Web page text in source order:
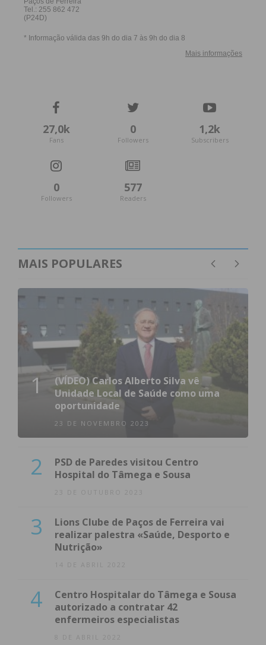
27,0k
Fans
0
Followers
1,2k
Subscribers
0
Followers
577
Readers
MAIS POPULARES
1
(VÍDEO) Carlos Alberto Silva vê
Unidade Local de Saúde como uma
oportunidade
23 DE NOVEMBRO 2023
2
PSD de Paredes visitou Centro
Hospital do Tâmega e Sousa
23 DE OUTUBRO 2023
3
Lions Clube de Paços de Ferreira vai
realizar palestra «Saúde, Desporto e
Nutrição»
14 DE ABRIL 2022
4
Centro Hospitalar do Tâmega e Sousa
autorizado a contratar 42
enfermeiros especialistas
8 DE ABRIL 2022